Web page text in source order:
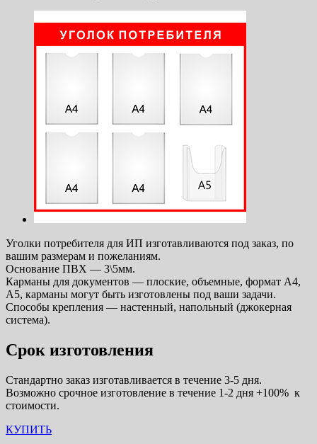
Уголки потребителя для ИП изготавливаются под заказ, по
вашим размерам и пожеланиям.
Основание ПВХ — 3\5мм.
Карманы для документов — плоские, объемные, формат А4,
А5, карманы могут быть изготовлены под ваши задачи.
Способы крепления — настенный, напольный (джокерная
система).
Срок изготовления
Стандартно заказ изготавливается в течение 3-5 дня.
Возможно срочное изготовление в течение 1-2 дня +100% к
стоимости.
КУПИТЬ